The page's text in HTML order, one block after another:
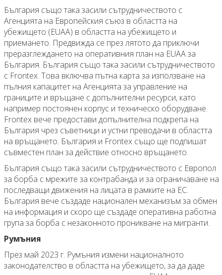
България също така засили сътрудничеството с
Агенцията на Европейския съюз в областта на
убежището (EUAA) в областта на убежището и
приемането. Предвижда се през лятото да приключи
преразглеждането на оперативния план на EUAA за
България. България също така засили сътрудничеството
с Frontex. Това включва пътна карта за използване на
пълния капацитет на Агенцията за управление на
границите и връщане с допълнителни ресурси, като
например постоянен корпус и техническо оборудване.
Frontex вече предостави допълнителна подкрепа на
България чрез съветници и устни преводачи в областта
на връщането. България и Frontex също ще подпишат
съвместен план за действие относно връщането.
България също така засили сътрудничеството с Европол
за борба с мрежите за контрабанда и за ограничаване на
последващи движения на лицата в рамките на ЕС.
България вече създаде национален механизъм за обмен
на информация и скоро ще създаде оперативна работна
група за борба с незаконното проникване на мигранти.
Румъния
През май 2023 г. Румъния измени националното
законодателство в областта на убежището, за да даде